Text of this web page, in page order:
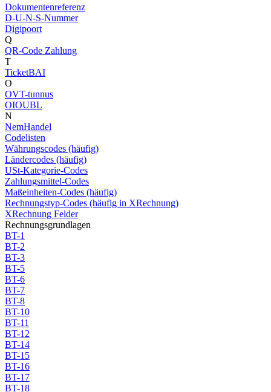
Dokumentenreferenz
D-U-N-S-Nummer
Digipoort
Q
QR-Code Zahlung
T
TicketBAI
O
OVT-tunnus
OIOUBL
N
NemHandel
Codelisten
Währungscodes (häufig)
Ländercodes (häufig)
USt-Kategorie-Codes
Zahlungsmittel-Codes
Maßeinheiten-Codes (häufig)
Rechnungstyp-Codes (häufig in XRechnung)
XRechnung Felder
Rechnungsgrundlagen
BT-1
BT-2
BT-3
BT-5
BT-6
BT-7
BT-8
BT-10
BT-11
BT-12
BT-14
BT-15
BT-16
BT-17
BT-18